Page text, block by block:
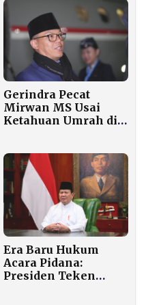
Gerindra Pecat
Mirwan MS Usai
Ketahuan Umrah di
Era Baru Hukum
Acara Pidana:
Presiden Teken